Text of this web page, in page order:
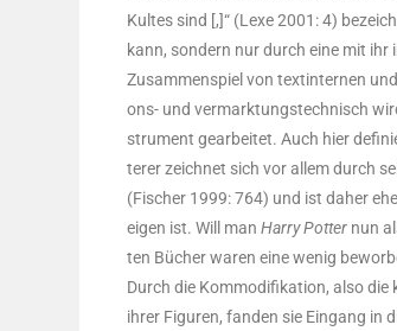
Kul­tes sind [,]“ (Lexe 2001: 4)
kann, son­dern nur durch eine mit
Zusam­men­spiel von text­in­ter­nen
ons- und ver­mark­tungs­tech­nisch
stru­ment gear­bei­tet. Auch hier
te­rer zeich­net sich vor allem durch
(Fischer 1999: 764) und ist daher
eigen ist. Will manHar­ry Pot­ter nun
ten Bücher waren eine wenig
Durch die Kom­mo­di­fi­ka­ti­on, also
ihrer Figu­ren, fan­den sie Ein­gang in